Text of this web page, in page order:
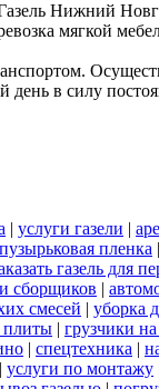
Газель Нижний
мягкой
в силу
| услуги газели |
пленка |
газель для
сборщиков |
смесей | уборка
плиты | грузчики на
| спецтехника |
| услуги по монтажу